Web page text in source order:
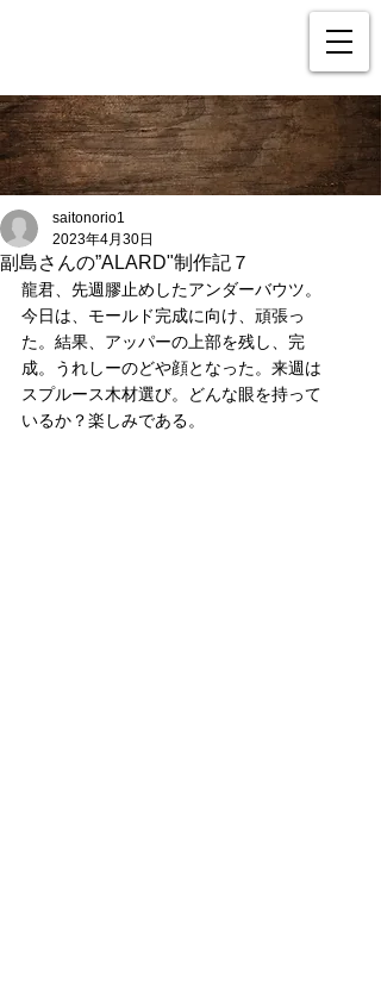
副島さんの”ALARD"制作記７
saitonorio1
2023年4月30日
龍君、先週膠止めしたアンダーバウツ。
今日は、モールド完成に向け、頑張っ
た。結果、アッパーの上部を残し、完
成。うれしーのどや顔となった。来週は
スプルース木材選び。どんな眼を持って
いるか？楽しみである。